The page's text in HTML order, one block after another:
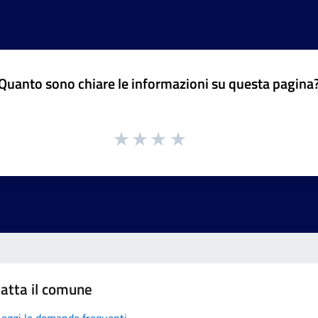
sono chiare le informazioni su questa
il comune